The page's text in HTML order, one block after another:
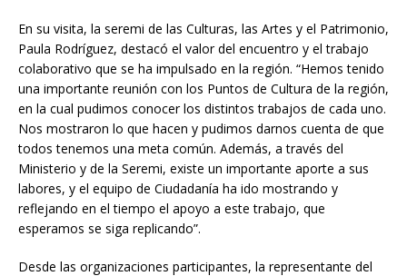
En su visita, la seremi de las Culturas, las Artes y el Patrimonio,
Paula Rodríguez, destacó el valor del encuentro y el trabajo
colaborativo que se ha impulsado en la región. “Hemos tenido
una importante reunión con los Puntos de Cultura de la región,
en la cual pudimos conocer los distintos trabajos de cada uno.
Nos mostraron lo que hacen y pudimos darnos cuenta de que
todos tenemos una meta común. Además, a través del
Ministerio y de la Seremi, existe un importante aporte a sus
labores, y el equipo de Ciudadanía ha ido mostrando y
reflejando en el tiempo el apoyo a este trabajo, que
esperamos se siga replicando”.
Desde las organizaciones participantes, la representante del